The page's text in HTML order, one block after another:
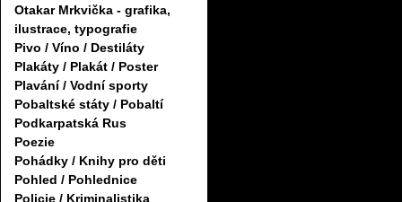
Otakar Mrkvička - grafika,
ilustrace, typografie
Pivo / Víno / Destiláty
Plakáty / Plakát / Poster
Plavání / Vodní sporty
Pobaltské státy / Pobaltí
Podkarpatská Rus
Poezie
Pohádky / Knihy pro děti
Pohled / Pohlednice
Policie / Kriminalistika